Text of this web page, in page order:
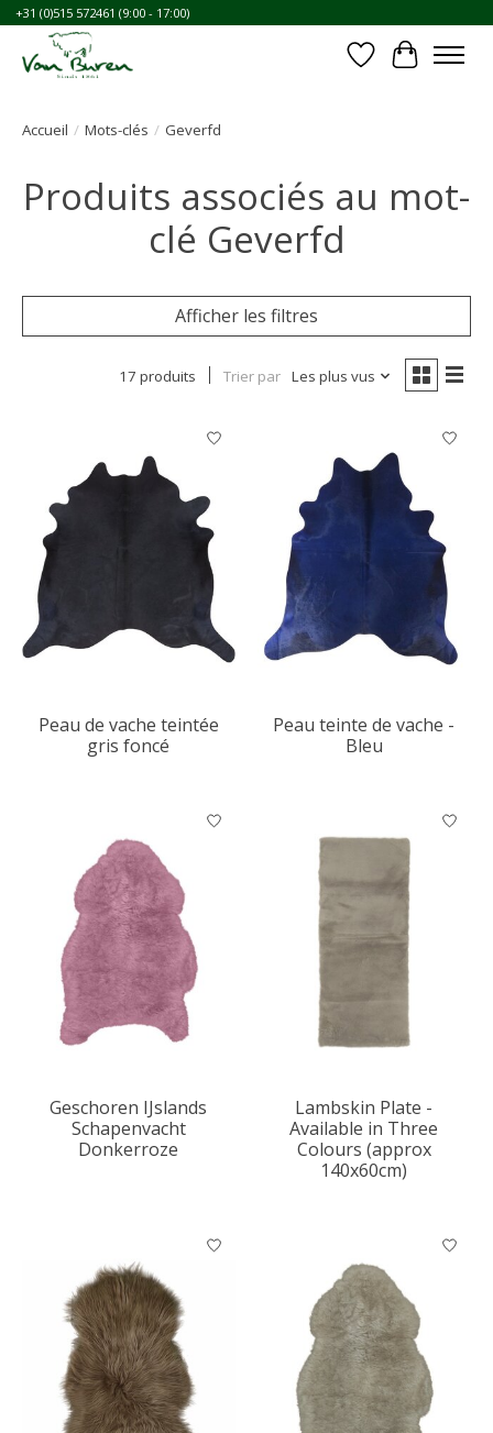
+31 (0)515 572461 (9:00 - 17:00)
Liste dePanier
Accueil / Mots-clés / Geverfd
Produits associés au mot-
clé Geverfd
Afficher les filtres
17 produits Trier par Les plus vus
Peau de vache teintée
gris foncé
Peau teinte de vache -
Bleu
Geschoren IJslands
Schapenvacht
Donkerroze
Lambskin Plate -
Available in Three
Colours (approx
140x60cm)